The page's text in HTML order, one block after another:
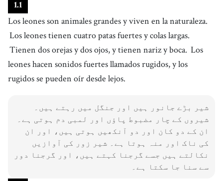
1.1
Los leones son animales grandes y viven en la naturaleza.
Los leones tienen cuatro patas fuertes y colas largas.
Tienen dos orejas y dos ojos, y tienen nariz y boca. Los
leones hacen sonidos fuertes llamados rugidos, y los
rugidos se pueden oír desde lejos.
شیر بڑے جانور ہیں اور جنگل میں رہتے ہیں۔
شیروں کے چار مضبوط پاؤں اور لمبی دم ہوتی ہے۔
ان کے دو کان اور دو آنکھیں ہوتی ہیں، اور ان
کی ناک اور منہ ہوتا ہے۔ شیر زور کی آوازیں
نکالتے ہیں جسے گرجنا کہتے ہیں، اور گرجنا دور
سے سنا جا سکتا ہے۔